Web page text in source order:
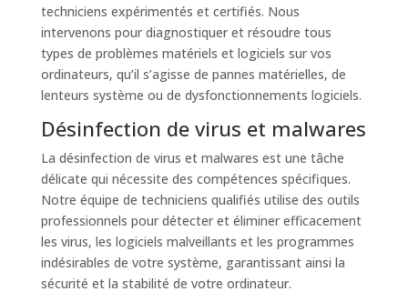
techniciens expérimentés et certifiés. Nous
intervenons pour diagnostiquer et résoudre tous
types de problèmes matériels et logiciels sur vos
ordinateurs, qu’il s’agisse de pannes matérielles, de
lenteurs système ou de dysfonctionnements logiciels.
Désinfection de virus et malwares
La désinfection de virus et malwares est une tâche
délicate qui nécessite des compétences spécifiques.
Notre équipe de techniciens qualifiés utilise des outils
professionnels pour détecter et éliminer efficacement
les virus, les logiciels malveillants et les programmes
indésirables de votre système, garantissant ainsi la
sécurité et la stabilité de votre ordinateur.